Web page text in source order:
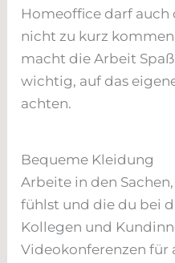
Homeoffice darf
nicht zu kurz
macht die Arbeit
wichtig, auf das
achten.
Bequeme Kleidung
Arbeite in den
fühlst und die du bei
Kollegen und
Videokonferenzen für